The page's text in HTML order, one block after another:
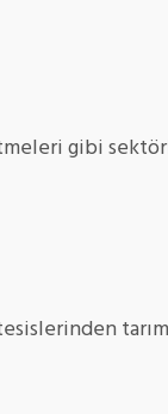
gibi